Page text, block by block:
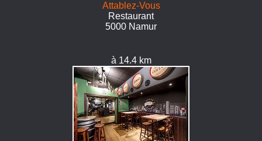
Attablez-Vous
Restaurant
5000 Namur
à 14.4 km